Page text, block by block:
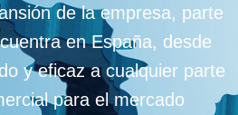
de la empresa, parte
en España, desde
y eficaz a cualquier parte
para el mercado